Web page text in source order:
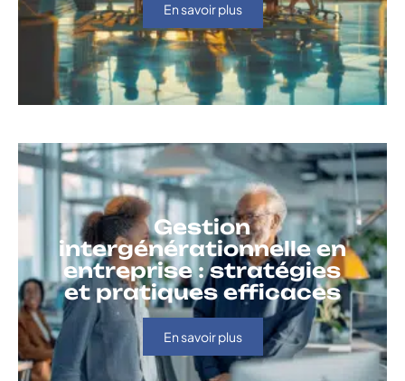
En savoir plus
Gestion
intergénérationnelle en
entreprise : stratégies
et pratiques efficaces
En savoir plus